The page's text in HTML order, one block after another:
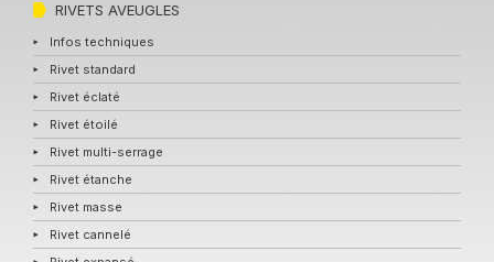
RIVETS AVEUGLES
Infos techniques
Rivet standard
Rivet éclaté
Rivet étoilé
Rivet multi-serrage
Rivet étanche
Rivet masse
Rivet cannelé